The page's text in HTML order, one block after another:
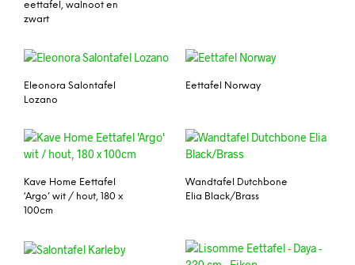
eettafel, walnoot en
zwart
Eleonora Salontafel
Lozano
Eettafel Norway
Kave Home Eettafel
‘Argo’ wit / hout, 180 x
100cm
Wandtafel Dutchbone
Elia Black/Brass